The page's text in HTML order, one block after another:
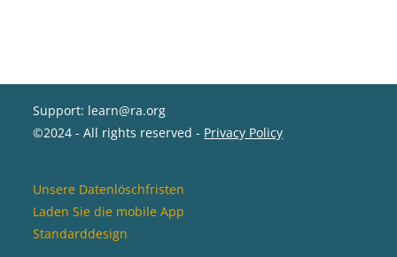
Support: learn@ra.org
©2024 - All rights reserved - Privacy Policy
Unsere Datenlöschfristen
Laden Sie die mobile App
Standarddesign